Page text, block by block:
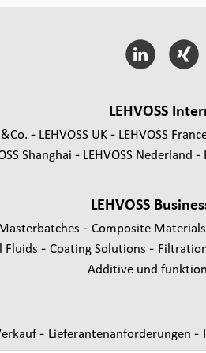
LEHVOSS
LEHVOSS UK LEHVOSS
Shanghai
LEHVOSS Nederland
LEHVOSS
- Composite Materials
Fluids - Coating Solutions -
Additive und
- Lieferantenanforderungen -